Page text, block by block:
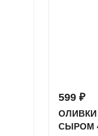
599 ₽
СЫРОМ